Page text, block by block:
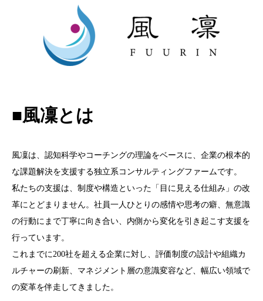
■風凜とは
風凜は、認知科学やコーチングの理論をベースに、企業の根本的
な課題解決を支援する独立系コンサルティングファームです。
私たちの支援は、制度や構造といった「目に見える仕組み」の改
革にとどまりません。社員一人ひとりの感情や思考の癖、無意識
の行動にまで丁寧に向き合い、内側から変化を引き起こす支援を
行っています。
これまでに200社を超える企業に対し、評価制度の設計や組織カ
ルチャーの刷新、マネジメント層の意識変容など、幅広い領域で
の変革を伴走してきました。